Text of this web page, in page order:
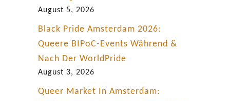
e
r
August 5, 2026
Black Pride Amsterdam 2026:
Queere BIPoC-Events Während &
Nach Der WorldPride
August 3, 2026
Queer Market In Amsterdam: